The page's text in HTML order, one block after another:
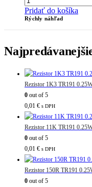
Pridať do košíka
Rýchly náhľad
Rezistor 1K3 TR191
0 out of 5
0,01 € s DPH
Rezistor 11K TR191
0 out of 5
0,01 € s DPH
Rezistor 150R TR191
0 out of 5